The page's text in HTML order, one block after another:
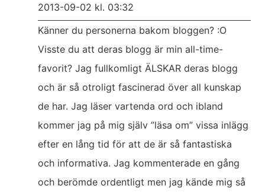
2013-09-02 kl. 03:32
Känner du personerna bakom bloggen? :O
Visste du att deras blogg är min all-time-
favorit? Jag fullkomligt ÄLSKAR deras blogg
och är så otroligt fascinerad över all kunskap
de har. Jag läser vartenda ord och ibland
kommer jag på mig själv ”läsa om” vissa inlägg
efter en lång tid för att de är så fantastiska
och informativa. Jag kommenterade en gång
och berömde ordentligt men jag kände mig så